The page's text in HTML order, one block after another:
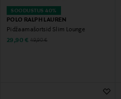
SOODUSTUS 40%
POLO RALPH LAUREN
Pidžaamašortsid Slim Lounge
Discounted Price
29,90 € Original Price
49,90 €